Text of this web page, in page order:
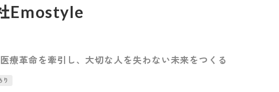
Emostyle
療革命を牽引し、大切な人を失わない未来をつくる